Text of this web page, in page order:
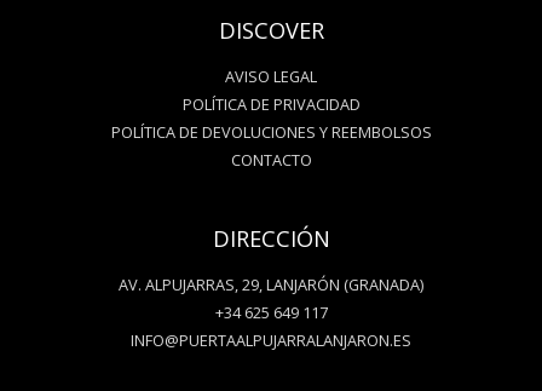
DISCOVER
AVISO LEGAL
POLÍTICA DE PRIVACIDAD
POLÍTICA DE DEVOLUCIONES Y REEMBOLSOS
CONTACTO
DIRECCIÓN
AV. ALPUJARRAS, 29, LANJARÓN (GRANADA)
+34 625 649 117
INFO@PUERTAALPUJARRALANJARON.ES